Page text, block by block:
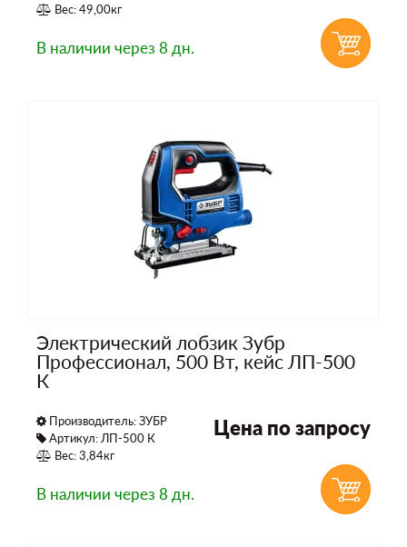
Вес: 49,00кг
В наличии через 8 дн.
Электрический лобзик Зубр
Профессионал, 500 Вт, кейс ЛП-500
К
Производитель:ЗУБР
Артикул: ЛП-500 К
Вес: 3,84кг
Цена по запросу
В наличии через 8 дн.